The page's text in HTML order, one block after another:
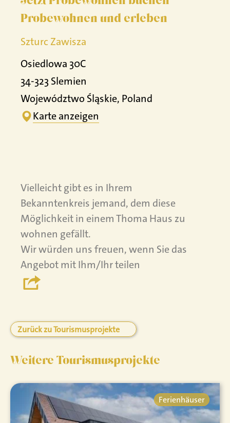
Probewohnen und erleben
Szturc Zawisza
Osiedlowa 30C
34-323 Slemien
Województwo Śląskie, Poland
Karte anzeigen
Vielleicht gibt es in Ihrem
Bekanntenkreis jemand, dem diese
Möglichkeit in einem Thoma Haus zu
wohnen gefällt.
Wir würden uns freuen, wenn Sie das
Angebot mit Ihm/Ihr teilen
Zurück zu Tourismusprojekte
Weitere Tourismusprojekte
Ferienhäuser